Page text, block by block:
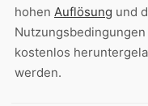
hohen Auflösung und
kostenlos
werden.